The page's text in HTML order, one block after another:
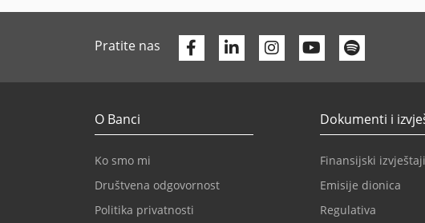
Pratite nas Facebook
Linkedin Youtube
O Banci
Ko smo mi
Društvena odgovornost
Politika privatnosti
Dokumenti i
Finansijski izvještaji
Emisije dionica
Regulativa